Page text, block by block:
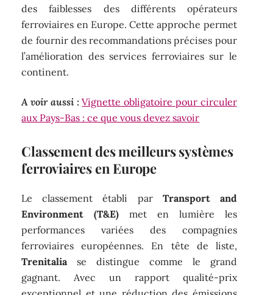
des faiblesses des différents opérateurs
ferroviaires en Europe. Cette approche permet
de fournir des recommandations précises pour
l’amélioration des services ferroviaires sur le
continent.
A voir aussi : Vignette obligatoire pour circuler
aux Pays-Bas : ce que vous devez savoir
Classement des meilleurs systèmes
ferroviaires en Europe
Le classement établi par Transport and
Environment (T&E) met en lumière les
performances variées des compagnies
ferroviaires européennes. En tête de liste,
Trenitaliase distingue comme le grand
gagnant. Avec un rapport qualité-prix